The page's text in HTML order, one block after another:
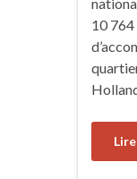
10 764